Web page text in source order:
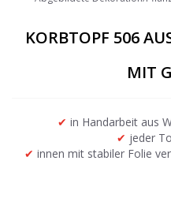
KORBTOPF 506
MIT
✔ in Handarbeit aus
✔ jeder
✔ innen mit stabiler Folie